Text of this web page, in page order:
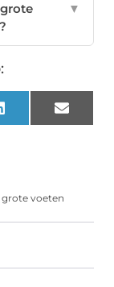
▼
LinkedIn Email
voeten